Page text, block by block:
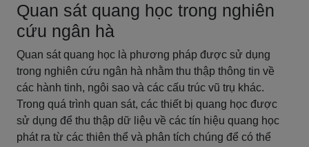
Quan sát quang học trong nghiên
cứu ngân hà
Quan sát quang học là phương pháp được sử dụng
trong nghiên cứu ngân hà nhằm thu thập thông tin về
các hành tinh, ngôi sao và các cấu trúc vũ trụ khác.
Trong quá trình quan sát, các thiết bị quang học được
sử dụng để thu thập dữ liệu về các tín hiệu quang học
phát ra từ các thiên thể và phân tích chúng để có thể